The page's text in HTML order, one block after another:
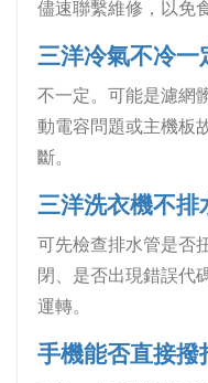
儘速聯繫維修，以免
三洋冷氣不冷一
不一定。可能是濾網
動電容問題或主機板
斷。
三洋洗衣機不排
可先檢查排水管是否
閉、是否出現錯誤代
運轉。
手機能否直接撥